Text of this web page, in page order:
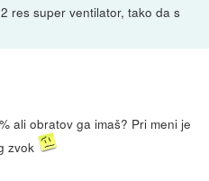
res super ventilator, tako da s
ali obratov ga imaš? Pri meni je
zvok